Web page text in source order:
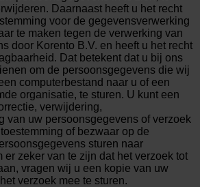
Daarnaast heeft u het recht
voor de gegevensverwerking
te maken tegen de verwerking van
door Korento B.V. en heeft u het recht
Dat betekent dat u bij ons
om de persoonsgegevens die wij
computerbestand naar u of een
organisatie, te sturen. U kunt een
verwijdering,
van uw persoonsgegevens of verzoek
of bezwaar op de
sturen naar
er zeker van te zijn dat het verzoek tot
vragen wij u een kopie van uw
verzoek mee te sturen.